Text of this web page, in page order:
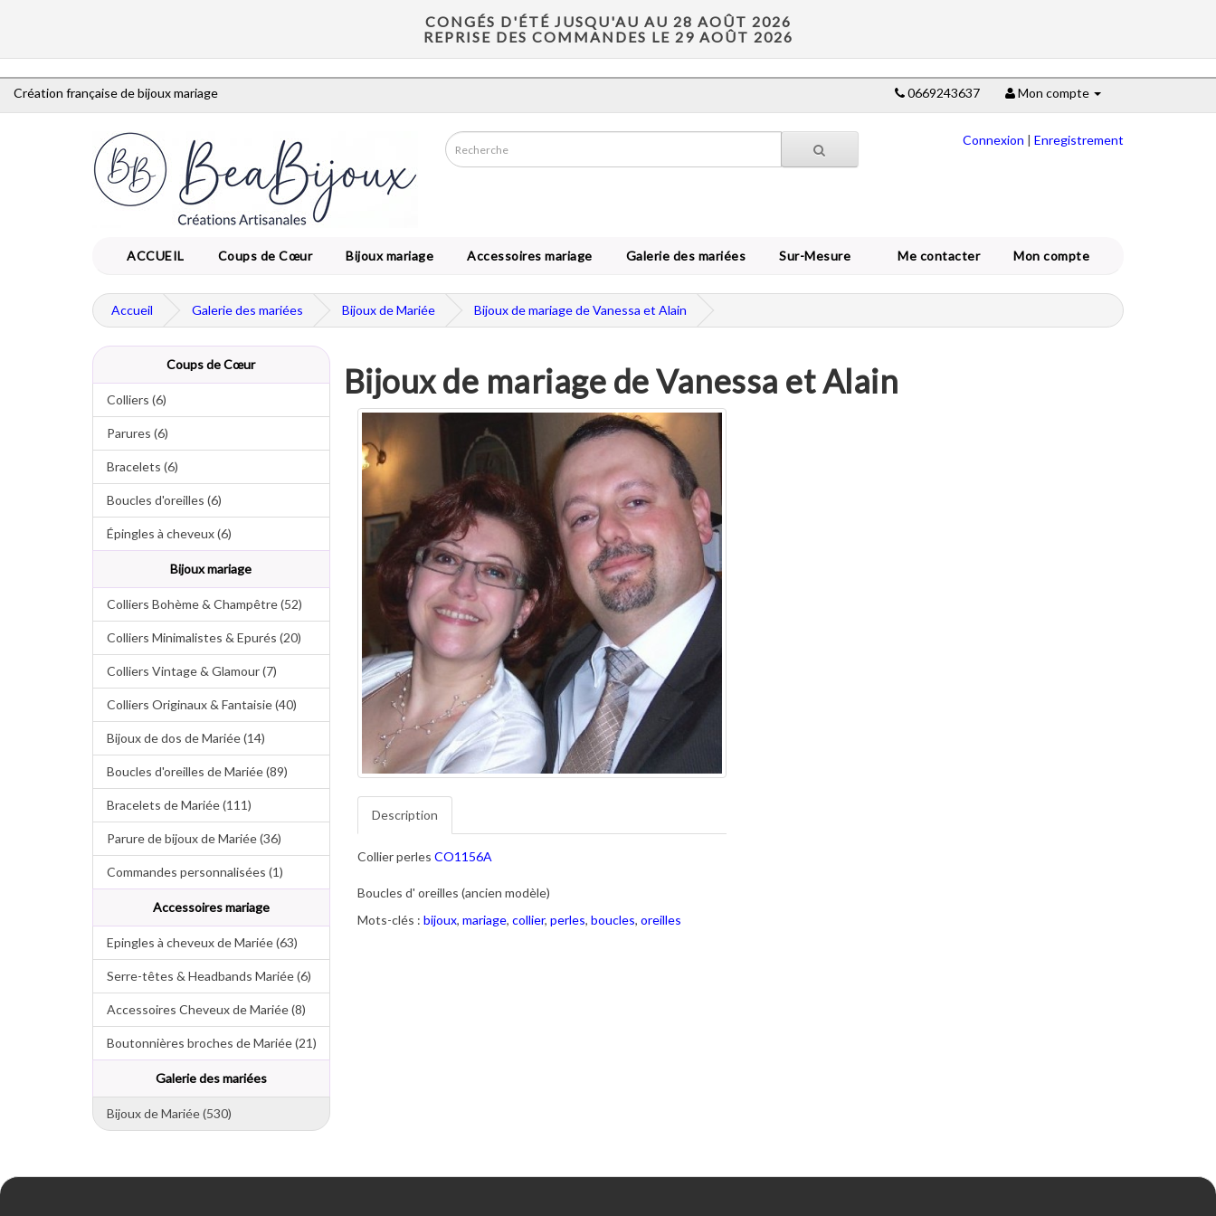
CONGÉS D'ÉTÉ JUSQU'AU AU 28 AOÛT 2026
REPRISE DES COMMANDES LE 29 AOÛT 2026
Création française de bijoux mariage 0669243637 Mon compte
Connexion | Enregistrement
ACCUEIL Coups de Cœur Bijoux mariage Accessoires mariage Galerie des mariées Sur-Mesure Me contacter Mon compte
Accueil Galerie des mariées Bijoux de Mariée Bijoux de mariage de Vanessa et Alain
Coups de Cœur
Colliers (6)
Parures (6)
Bracelets (6)
Boucles d'oreilles (6)
Épingles à cheveux (6)
Bijoux mariage
Colliers Bohème & Champêtre (52)
Colliers Minimalistes & Epurés (20)
Colliers Vintage & Glamour (7)
Colliers Originaux & Fantaisie (40)
Bijoux de dos de Mariée (14)
Boucles d'oreilles de Mariée (89)
Bracelets de Mariée (111)
Parure de bijoux de Mariée (36)
Commandes personnalisées (1)
Accessoires mariage
Epingles à cheveux de Mariée (63)
Serre-têtes & Headbands Mariée (6)
Accessoires Cheveux de Mariée (8)
Boutonnières broches de Mariée (21)
Galerie des mariées
Bijoux de Mariée (530)
Bijoux de mariage de Vanessa et Alain
Description
Collier perles CO1156A
Boucles d' oreilles (ancien modèle)
Mots-clés : bijoux, mariage, collier, perles, boucles, oreilles